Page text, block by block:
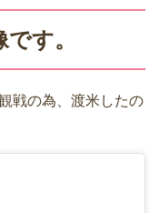
す。
戦の為、渡米したの